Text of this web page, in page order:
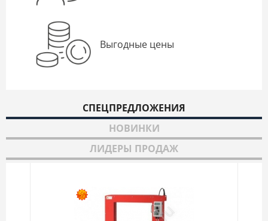
Выгодные цены
СПЕЦПРЕДЛОЖЕНИЯ
НОВИНКИ
ЛИДЕРЫ ПРОДАЖ